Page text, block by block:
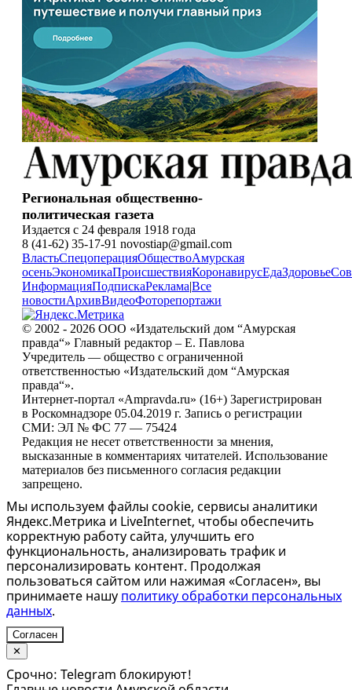
Региональная общественно-
политическая газета
Издается с 24 февраля 1918 года
8 (41-62) 35-17-91 novostiap@gmail.com
ВластьСпецоперацияОбществоАмурская
осеньЭкономикаПроисшествияКоронавирусЕдаЗдоровье
ИнформацияПодпискаРеклама|Все
новостиАрхивВидеоФоторепортажи
© 2002 - 2026 ООО «Издательский дом “Амурская
правда“» Главный редактор – Е. Павлова
Учредитель — общество с ограниченной
ответственностью «Издательский дом “Амурская
правда“».
Интернет-портал «Ampravda.ru» (16+) Зарегистрирован
в Роскомнадзоре 05.04.2019 г. Запись о регистрации
СМИ: ЭЛ № ФС 77 — 75424
Редакция не несет ответственности за мнения,
высказанные в комментариях читателей. Использование
материалов без письменного согласия редакции
запрещено.
Мы используем файлы cookie, сервисы аналитики
Яндекс.Метрика и LiveInternet, чтобы обеспечить
корректную работу сайта, улучшить его
функциональность, анализировать трафик и
персонализировать контент. Продолжая
пользоваться сайтом или нажимая «Согласен», вы
принимаете нашу политику обработки персональных
данных.
Согласен
✕
Срочно: Telegram блокируют!